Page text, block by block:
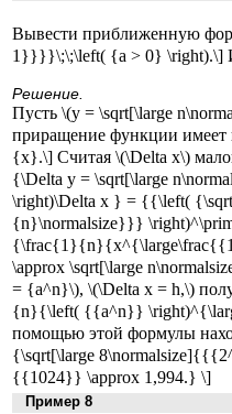
Вывести приближенную
1}}}}\;\;\left( {a > 0} \right).\]
Решение.
Пусть \(y = \sqrt[\large
приращение функции имеет
{x}.\] Считая \(\Delta x\)
{\Delta y = \sqrt[\large
\right)\Delta x } = {{\left(
{n}\normalsize}}}
{\frac{1}{n}{x^{\large\frac{{1
\approx \sqrt[\large
= {a^n}\), \(\Delta x = h,\)
{n}{\left( {{a^n}}
помощью этой формулы
{\sqrt[\large
{{1024}} \approx 1,994.} \]
Пример 8